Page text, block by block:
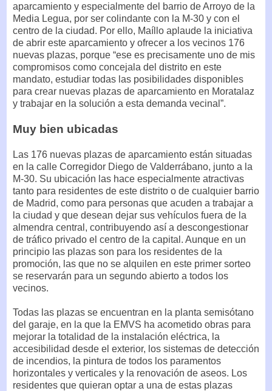
aparcamiento y especialmente del barrio de Arroyo de la
Media Legua, por ser colindante con la M-30 y con el
centro de la ciudad. Por ello, Maíllo aplaude la iniciativa
de abrir este aparcamiento y ofrecer a los vecinos 176
nuevas plazas, porque “ese es precisamente uno de mis
compromisos como concejala del distrito en este
mandato, estudiar todas las posibilidades disponibles
para crear nuevas plazas de aparcamiento en Moratalaz
y trabajar en la solución a esta demanda vecinal”.
Muy bien ubicadas
Las 176 nuevas plazas de aparcamiento están situadas
en la calle Corregidor Diego de Valderrábano, junto a la
M-30. Su ubicación las hace especialmente atractivas
tanto para residentes de este distrito o de cualquier barrio
de Madrid, como para personas que acuden a trabajar a
la ciudad y que desean dejar sus vehículos fuera de la
almendra central, contribuyendo así a descongestionar
de tráfico privado el centro de la capital. Aunque en un
principio las plazas son para los residentes de la
promoción, las que no se alquilen en este primer sorteo
se reservarán para un segundo abierto a todos los
vecinos.
Todas las plazas se encuentran en la planta semisótano
del garaje, en la que la EMVS ha acometido obras para
mejorar la totalidad de la instalación eléctrica, la
accesibilidad desde el exterior, los sistemas de detección
de incendios, la pintura de todos los paramentos
horizontales y verticales y la renovación de aseos. Los
residentes que quieran optar a una de estas plazas